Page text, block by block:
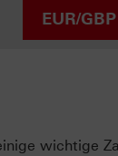
EUR/GBP
wichtige